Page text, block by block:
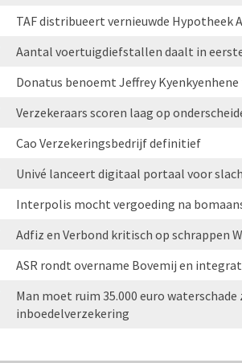
TAF distribueert vernieuwde Hypotheek
Aantal voertuigdiefstallen daalt in
Donatus benoemt Jeffrey
Verzekeraars scoren laag op
Cao Verzekeringsbedrijf definitief
Univé lanceert digitaal portaal voor
Interpolis mocht vergoeding na
Adfiz en Verbond kritisch op schrappen
ASR rondt overname Bovemij en
Man moet ruim 35.000 euro
inboedelverzekering